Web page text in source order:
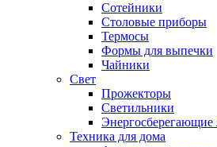
Сотейники
Столовые приборы
Термосы
Формы для выпечки
Чайники
Свет
Прожекторы
Светильники
Энергосберегающие
Техника для дома